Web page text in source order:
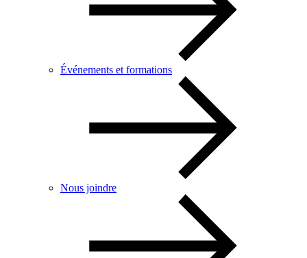
Événements et formations
Nous joindre